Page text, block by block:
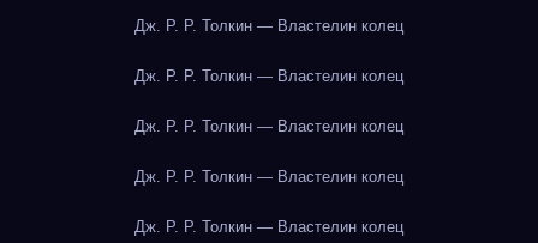
Дж. Р. Р. Толкин — Властелин колец
Дж. Р. Р. Толкин — Властелин колец
Дж. Р. Р. Толкин — Властелин колец
Дж. Р. Р. Толкин — Властелин колец
Дж. Р. Р. Толкин — Властелин колец